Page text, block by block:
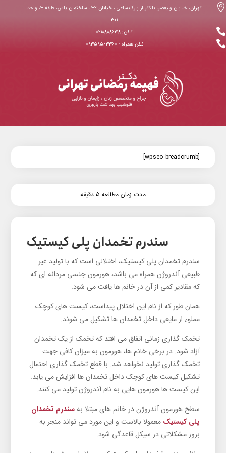

تهران، خیابان ولیعصر، بالاتر از پارک ساعی ، خیابان ۳۲ ، ساختمان یاس، طبقه ۳، واحد
۳۰۱
 تلفن: ۰۲۱۸۸۸۸۶۲۱۸
 نلفن همراه : ۰۹۳۵۹۵۶۳۳۶۰
[wpseo_breadcrumb]
مدت زمان مطالعه ۵ دقیقه
سندرم تخمدان پلی کیستیک
سندرم تخمدان پلی کیستیک، اختلالی است که با تولید غیر
طبیعی آندروژن همراه می باشد، هورمون جنسی مردانه ای که
که مقادیر کمی از آن در خانم ها یافت می شود.
همان طور که از نام این اختلال پیداست، کیست های کوچک
مملوء از مایعی داخل تخمدان ها تشکیل می شوند.
تخمک گذاری زمانی اتفاق می افتد که تخمک از یک تخمدان
آزاد شود. در برخی خانم ها، هورمون به میزان کافی جهت
تخمک گذاری تولید نخواهد شد. با قطع تخمک گذاری احتمال
تشکیل کیست های کوچک داخل تخمدان ها افزایش می یابد.
این کیست ها هورمون هایی به نام آندروژن تولید می کنند.
سطح هورمون آندروژن در خانم های مبتلا بهسندرم تخمدان
پلی کیستیک معمولا بالاست و این مورد می تواند منجر به
بروز مشکلاتی در سیکل قاعدگی شود.